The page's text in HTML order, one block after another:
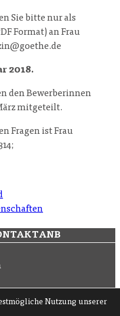
Sie bitte nur als
Format) an Frau
2018.
den Bewerberinnen
mitgeteilt.
Fragen ist Frau
Nutzung unserer
ANB